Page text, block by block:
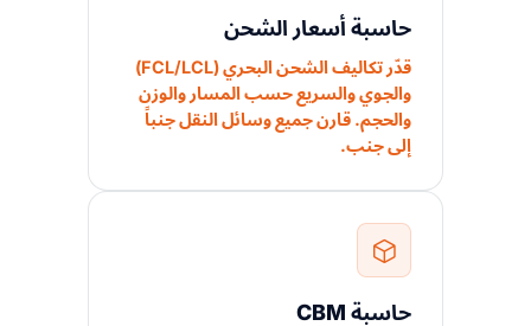
حاسبة أسعار الشحن
قدّر تكاليف الشحن البحري (FCL/LCL)
والجوي والسريع حسب المسار والوزن
والحجم. قارن جميع وسائل النقل جنباً
إلى جنب.
حاسبة CBM